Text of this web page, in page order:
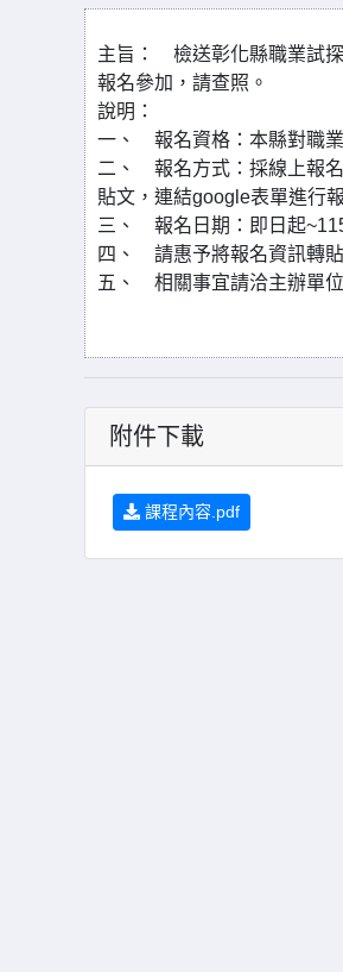
主旨： 檢送彰化縣職業試
報名參加，請查照。
說明：
一、 報名資格：本縣對職業
二、 報名方式：採線上報名
貼文，連結google表單進行
三、 報名日期：即日起
四、 請惠予將報名資訊轉
五、 相關事宜請洽主辦單
附件下載
課程內容.pdf